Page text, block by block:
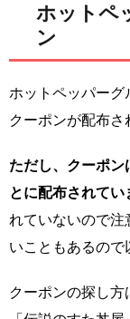
ホットペ
ン
ホットペッパーグ
クーポンが配布さ
ただし、クーポ
とに配布されてい
れていないので注
いこともあるので
クーポンの探し